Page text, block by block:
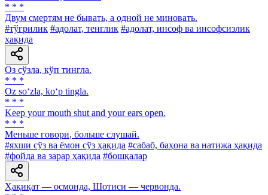
* * *
Двум смертям не бывать, а одной не миновать.
#тўғрилик #адолат, тенглик #адолат, инсоф ва инсофсизлик
ҳақида
Оз сўзла, кўп тингла.
* * *
Oz so‘zla, ko‘p tingla.
* * *
Keep your mouth shut and your ears open.
* * *
Меньше говори, больше слушай.
#яхши сўз ва ёмон сўз ҳақида #сабаб, баҳона ва натижа ҳақида
#фойда ва зарар ҳақида #бошқалар
Ҳақиқат — осмонда, Шотиси — червонда.